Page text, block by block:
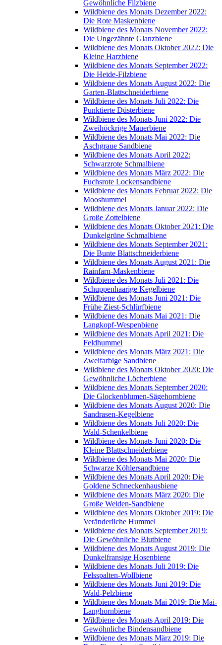
Gewöhnliche Filzbiene
Wildbiene des Monats Dezember 2022:
Die Rote Maskenbiene
Wildbiene des Monats November 2022:
Die Ungezähnte Glanzbiene
Wildbiene des Monats Oktober 2022: Die
Kleine Harzbiene
Wildbiene des Monats September 2022:
Die Heide-Filzbiene
Wildbiene des Monats August 2022: Die
Garten-Blattschneiderbiene
Wildbiene des Monats Juli 2022: Die
Punktierte Düsterbiene
Wildbiene des Monats Juni 2022: Die
Zweihöckrige Mauerbiene
Wildbiene des Monats Mai 2022: Die
Aschgraue Sandbiene
Wildbiene des Monats April 2022:
Schwarzrote Schmalbiene
Wildbiene des Monats März 2022: Die
Fuchsrote Lockensandbiene
Wildbiene des Monats Februar 2022: Die
Mooshummel
Wildbiene des Monats Januar 2022: Die
Große Zottelbiene
Wildbiene des Monats Oktober 2021: Die
Dunkelgrüne Schmalbiene
Wildbiene des Monats September 2021:
Die Bunte Blattschneiderbiene
Wildbiene des Monats August 2021: Die
Rainfarn-Maskenbiene
Wildbiene des Monats Juli 2021: Die
Schuppenhaarige Kegelbiene
Wildbiene des Monats Juni 2021: Die
Frühe Ziest-Schlürfbiene
Wildbiene des Monats Mai 2021: Die
Langkopf-Wespenbiene
Wildbiene des Monats April 2021: Die
Feldhummel
Wildbiene des Monats März 2021: Die
Zweifarbige Sandbiene
Wildbiene des Monats Oktober 2020: Die
Gewöhnliche Löcherbiene
Wildbiene des Monats September 2020:
Die Glockenblumen-Sägehornbiene
Wildbiene des Monats August 2020: Die
Sandrasen-Kegelbiene
Wildbiene des Monats Juli 2020: Die
Wald-Schenkelbiene
Wildbiene des Monats Juni 2020: Die
Kleine Blattschneiderbiene
Wildbiene des Monats Mai 2020: Die
Schwarze Köhlersandbiene
Wildbiene des Monats April 2020: Die
Goldene Schneckenhausbiene
Wildbiene des Monats März 2020: Die
Große Weiden-Sandbiene
Wildbiene des Monats Oktober 2019: Die
Veränderliche Hummel
Wildbiene des Monats September 2019:
Die Gewöhnliche Blutbiene
Wildbiene des Monats August 2019: Die
Dunkelfransige Hosenbiene
Wildbiene des Monats Juli 2019: Die
Felsspalten-Wollbiene
Wildbiene des Monats Juni 2019: Die
Wald-Pelzbiene
Wildbiene des Monats Mai 2019: Die Mai-
Langhornbiene
Wildbiene des Monats April 2019: Die
Gewöhnliche Bindensandbiene
Wildbiene des Monats März 2019: Die